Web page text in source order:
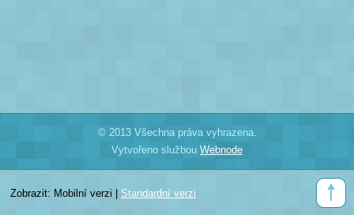
© 2013 Všechna práva vyhrazena.
Vytvořeno službou Webnode
Zobrazit: Mobilní verzi Standardní verzi